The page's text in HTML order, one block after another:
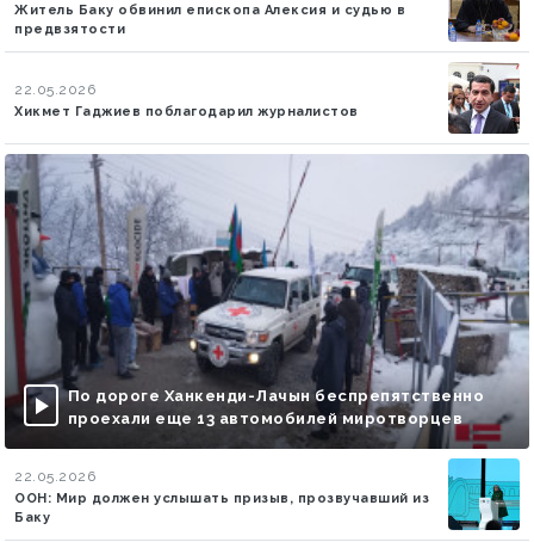
Житель Баку обвинил епископа Алексия и судью в
предвзятости
22.05.2026
Хикмет Гаджиев поблагодарил журналистов
По дороге Ханкенди-Лачын беспрепятственно
проехали еще 13 автомобилей миротворцев
22.05.2026
ООН: Мир должен услышать призыв, прозвучавший из
Баку